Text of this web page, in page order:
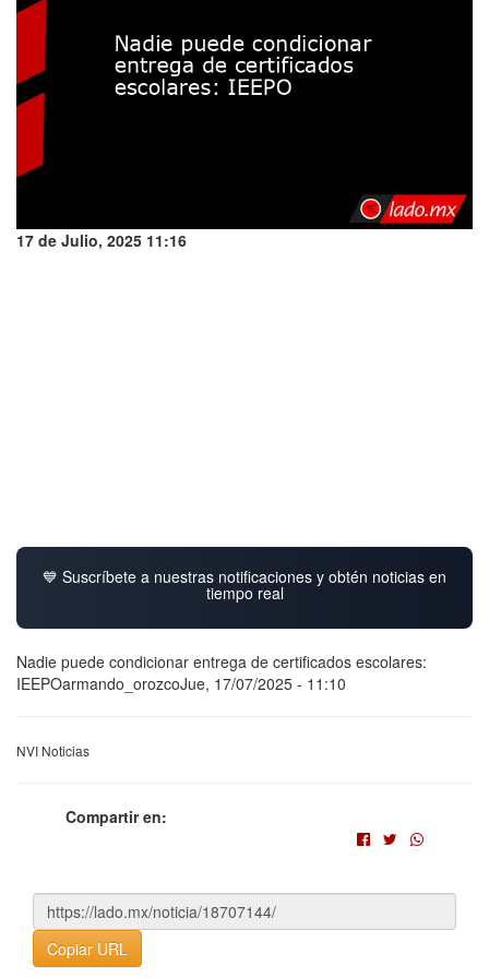
17 de Julio, 2025 11:16
💙 Suscríbete a nuestras notificaciones y obtén noticias en
tiempo real
Nadie puede condicionar entrega de certificados escolares:
IEEPOarmando_orozcoJue, 17/07/2025 - 11:10
NVI Noticias
Compartir en:
Copiar URL